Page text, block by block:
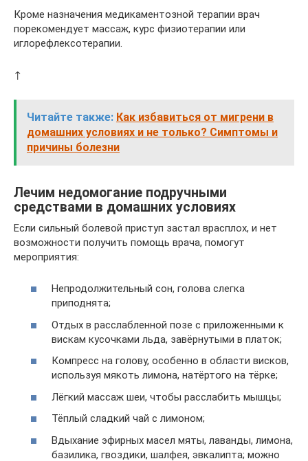
Кроме назначения медикаментозной терапии врач
порекомендует массаж, курс физиотерапии или
иглорефлексотерапии.
↑
Читайте также: Как избавиться от мигрени в
домашних условиях и не только? Симптомы и
причины болезни
Лечим недомогание подручными
средствами в домашних условиях
Если сильный болевой приступ застал врасплох, и нет
возможности получить помощь врача, помогут
мероприятия:
Непродолжительный сон, голова слегка
приподнята;
Отдых в расслабленной позе с приложенными к
вискам кусочками льда, завёрнутыми в платок;
Компресс на голову, особенно в области висков,
используя мякоть лимона, натёртого на тёрке;
Лёгкий массаж шеи, чтобы расслабить мышцы;
Тёплый сладкий чай с лимоном;
Вдыхание эфирных масел мяты, лаванды, лимона,
базилика, гвоздики, шалфея, эвкалипта; можно